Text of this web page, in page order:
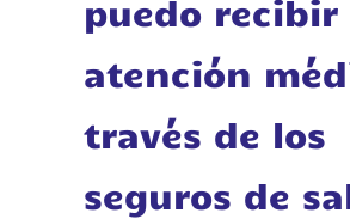
puedo recibir
atención
través de los
seguros de